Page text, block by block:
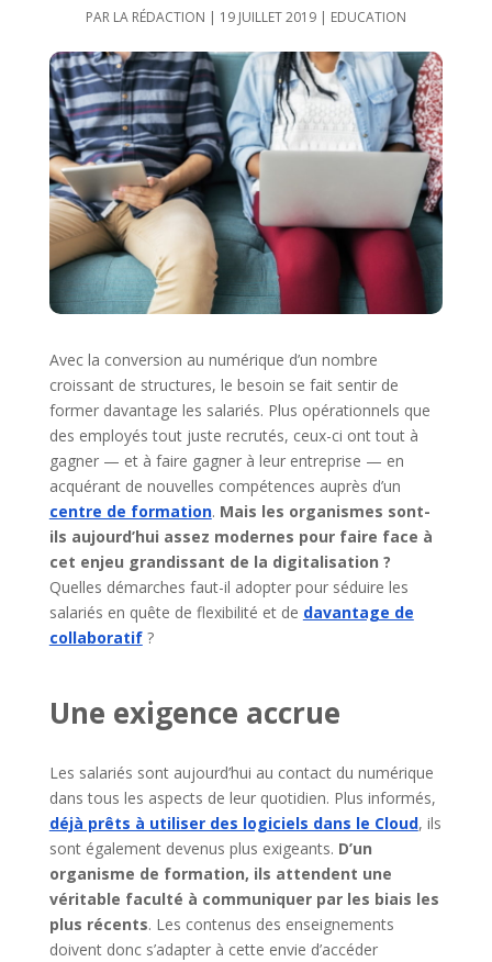
PAR LA RÉDACTION | 19 JUILLET 2019| EDUCATION
Avec la conversion au numérique d’un nombre
croissant de structures, le besoin se fait sentir de
former davantage les salariés. Plus opérationnels que
des employés tout juste recrutés, ceux-ci ont tout à
gagner — et à faire gagner à leur entreprise — en
acquérant de nouvelles compétences auprès d’un
centre de formation. Mais les organismes sont-
ils aujourd’hui assez modernes pour faire face à
cet enjeu grandissant de la digitalisation ?
Quelles démarches faut-il adopter pour séduire les
salariés en quête de flexibilité et de davantage de
collaboratif?
Une exigence accrue
Les salariés sont aujourd’hui au contact du numérique
dans tous les aspects de leur quotidien. Plus informés,
déjà prêts à utiliser des logiciels dans le Cloud, ils
sont également devenus plus exigeants. D’un
organisme de formation, ils attendent une
véritable faculté à communiquer par les biais les
plus récents. Les contenus des enseignements
doivent donc s’adapter à cette envie d’accéder